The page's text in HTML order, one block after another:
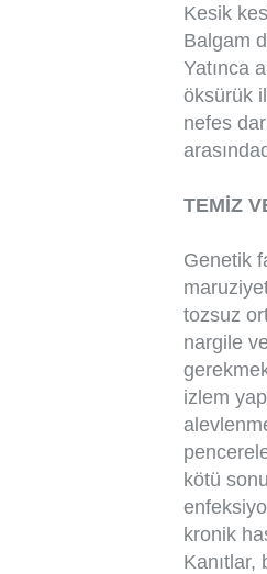
Kesik
Balgam
Yatınca
öksürük
nefes
TEMİZ
Genetik
tozsuz
nargile
izlem
kötü
kronik
Kanıtlar,